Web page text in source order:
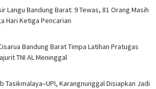
Langu Bandung Barat: 9 Tewas, 81 Orang Masih
Hari Ketiga Pencarian
Bandung Barat Timpa Latihan Pra­tugas
TNI AL Meninggal
Tasikmalaya–UPI, Karangnunggal Disiapkan Jadi